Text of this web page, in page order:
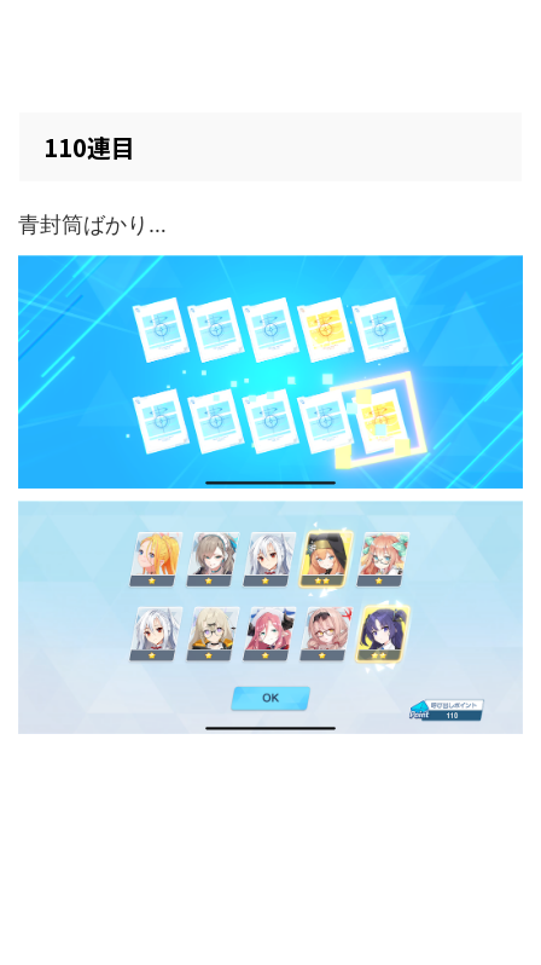
110連目
青封筒ばかり…